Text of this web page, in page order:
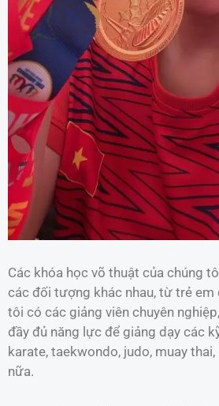
Các khóa học võ thuật của chúng
các đối tượng khác nhau, từ trẻ em
tôi có các giảng viên chuyên
đầy đủ năng lực để giảng dạy các
karate, taekwondo, judo, muay
nữa.